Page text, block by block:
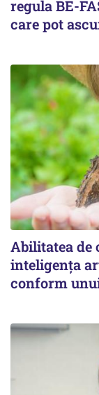
regula BE-
care pot
Abilitatea de
inteligența
conform